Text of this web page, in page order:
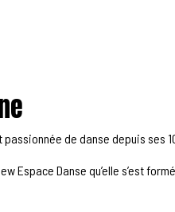
passionnée de danse depuis ses
Espace Danse qu’elle s’est